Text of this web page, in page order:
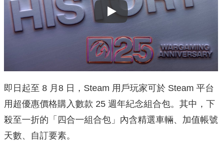
Play
即日起至 8 月8 日，Steam 用戶玩家可於 Steam 平台
用超優惠價格購入數款 25 週年紀念組合包。其中，下
殺至一折的「四合一組合包」內含精選車輛、加值帳號
天數、自訂要素。